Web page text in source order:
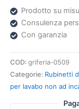
Prodotto su
Consulenza
Con garanzia
COD: griferia-0509
Categorie: Rubinetti
per lavabo non ad